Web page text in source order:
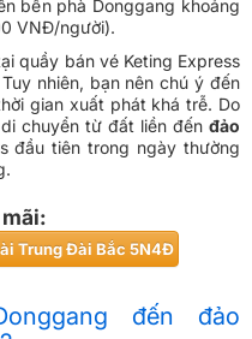
bến phà Donggang khoảng
VNĐ/người).
quầy bán vé Keting Express
nhiên, bạn nên chú ý đến
gian xuất phát khá trễ. Do
chuyển từ đất liền đến đảo
đầu tiên trong ngày thường
Trung Đài Bắc 5N4Đ
đến đảo